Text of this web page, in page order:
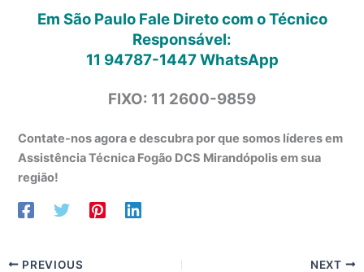
Em São Paulo Fale Direto com o Técnico
Responsável:
11 94787-1447WhatsApp
FIXO: 11 2600-9859
Contate-nos agora e descubra por que somos líderes em
Assistência Técnica Fogão DCS Mirandópolis em sua
região!
PREVIOUS NEXT